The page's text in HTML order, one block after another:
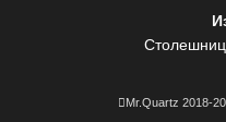
Mr.Quartz 2018-